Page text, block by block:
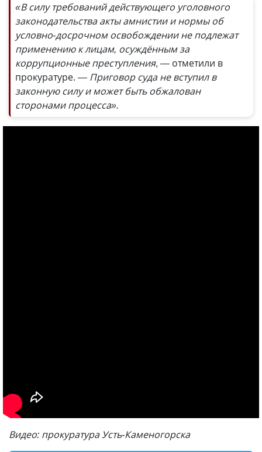
«В силу требований действующего уголовного
законодательства акты амнистии и нормы об
условно-досрочном освобождении не подлежат
применению к лицам, осуждённым за
коррупционные преступления, — отметили в
прокуратуре. — Приговор суда не вступил в
законную силу и может быть обжалован
сторонами процесса».
Видео: прокуратура Усть-Каменогорска